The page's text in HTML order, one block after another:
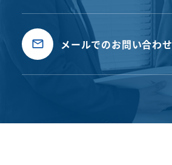
メールでのお問い合わせ